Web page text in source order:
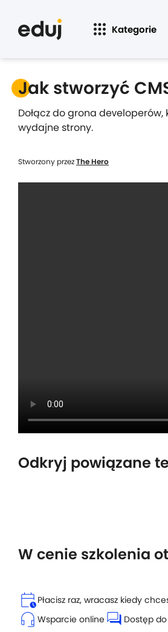
Kategorie
Jak stworzyć
Dołącz do grona developerów,
wydajne strony.
Stworzony przezThe Hero
Odkryj powiązane
W cenie szkolenia
calendar_clockPłacisz raz, wracasz kiedy
headset_mic Wsparcie online forum Dostęp